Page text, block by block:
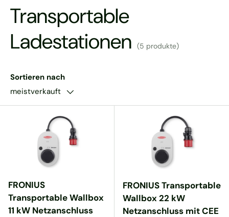
Transportable
Ladestationen
(5 produkte)
Sortieren nach
meistverkauft
FRONIUS
Transportable Wallbox
11 kW Netzanschluss
FRONIUS Transportable
Wallbox 22 kW
Netzanschluss mit CEE